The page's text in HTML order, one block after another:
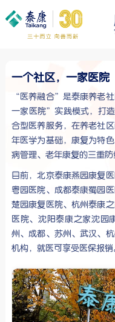
一个社区，一家医院
“医养融合”是泰康养老
一家医院”实践模式，打
合型医养服务，在养老社
年医学为基础，康复为特
病管理、老年康复的三重防
目前，北京泰康燕园康复
粤园医院、成都泰康蜀园
楚园康复医院、杭州泰康
医院、沈阳泰康之家沈园
州、成都、苏州、武汉、
机构，就医可享受医保报销